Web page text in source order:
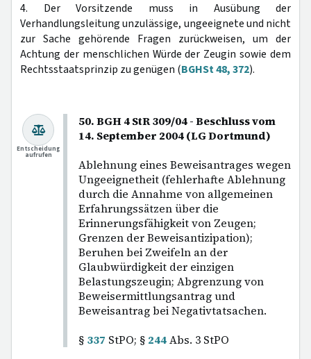
4. Der Vorsitzende muss in Ausübung der
Verhandlungsleitung unzulässige, ungeeignete und nicht
zur Sache gehörende Fragen zurückweisen, um der
Achtung der menschlichen Würde der Zeugin sowie dem
Rechtsstaatsprinzip zu genügen (BGHSt 48, 372).
50. BGH 4 StR 309/04 - Beschluss vom
14. September 2004 (LG Dortmund)
Ablehnung eines Beweisantrages wegen
Ungeeignetheit (fehlerhafte Ablehnung
durch die Annahme von allgemeinen
Erfahrungssätzen über die
Erinnerungsfähigkeit von Zeugen;
Grenzen der Beweisantizipation);
Beruhen bei Zweifeln an der
Glaubwürdigkeit der einzigen
Belastungszeugin; Abgrenzung von
Beweisermittlungsantrag und
Beweisantrag bei Negativtatsachen.
§ 337 StPO; § 244Abs. 3 StPO
Entscheidung
aufrufen